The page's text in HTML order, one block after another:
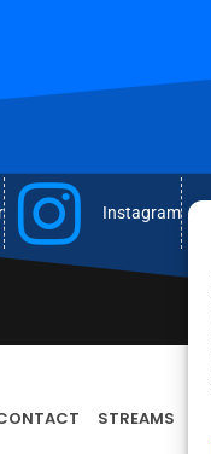
Instagram
STREAMS